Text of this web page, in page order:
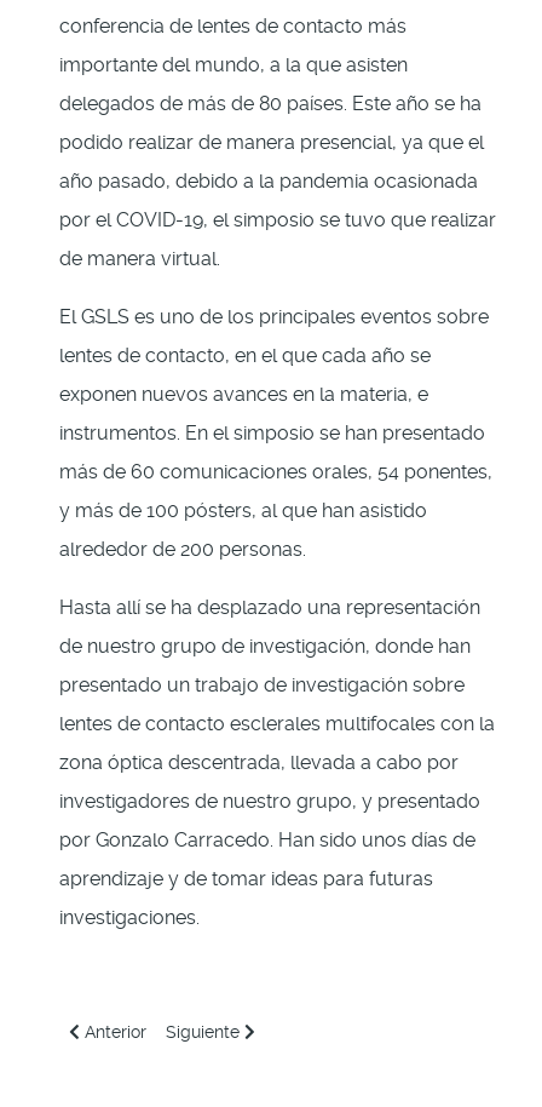
conferencia de lentes de contacto más
importante del mundo, a la que asisten
delegados de más de 80 países. Este año se ha
podido realizar de manera presencial, ya que el
año pasado, debido a la pandemia ocasionada
por el COVID-19, el simposio se tuvo que realizar
de manera virtual.
El GSLS es uno de los principales eventos sobre
lentes de contacto, en el que cada año se
exponen nuevos avances en la materia, e
instrumentos. En el simposio se han presentado
más de 60 comunicaciones orales, 54 ponentes,
y más de 100 pósters, al que han asistido
alrededor de 200 personas.
Hasta allí se ha desplazado una representación
de nuestro grupo de investigación, donde han
presentado un trabajo de investigación sobre
lentes de contacto esclerales multifocales con la
zona óptica descentrada, llevada a cabo por
investigadores de nuestro grupo, y presentado
por Gonzalo Carracedo. Han sido unos días de
aprendizaje y de tomar ideas para futuras
investigaciones.
Artículo anterior: Investidura a Doctor de María Serramito
Anterior Artículo siguiente: Los doctorandos del grupo
Siguiente